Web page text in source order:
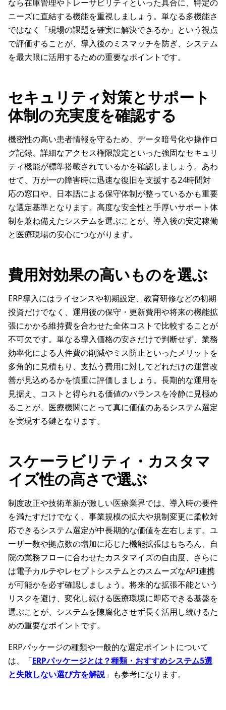
なら在庫管理やトレーサビリティといった具合に、特定の
ニーズに直結する機能を重視しましょう。単なる多機能さ
ではなく「現場の課題を確実に解決できるか」という視点
で評価することが、導入後のミスマッチを防ぎ、システム
を最大限に活用するための重要なポイントです。
セキュリティ対策とサポート
体制の充実度を確認する
機密性の高い患者情報を守るため、データ暗号化や操作ロ
グ記録、詳細なアクセス権限設定といった強固なセキュリ
ティ機能が標準搭載されているかを確認しましょう。あわ
せて、万が一の障害時に迅速な復旧を支援する24時間対
応の窓口や、日本語による保守体制が整っているかも重要
な選定基準となります。高度な安全性と手厚いサポート体
制を兼ね備えたシステムを選ぶことが、導入後の安定稼働
と医療現場の安心につながります。
費用対効果の高いものを選ぶ
ERP導入にはライセンスや初期設定、教育研修などの初期
投資だけでなく、運用後の保守・更新費用や将来の機能拡
張にかかる維持費を合わせた全体コストで比較することが
不可欠です。単なる導入価格の安さだけで判断せず、業務
効率化による人件費の削減やミス防止といったメリットを
多角的に見積もり、支払う費用に対してどれだけの運営改
善が見込めるかを慎重に評価しましょう。長期的な運用を
見据え、コストと得られる価値のバランスを冷静に見極め
ることが、医療機関にとって真に価値のあるシステム選定
を実現する鍵となります。
スケーラビリティ・カスタマ
イズ性の高さで選ぶ
制度改正や技術革新が激しい医療業界では、導入時の要件
を満たすだけでなく、事業規模の拡大や規制変更に柔軟対
応できるシステム選定が中長期的な価値を左右します。ユ
ーザー数や拠点数の増加に応じた機能拡張はもちろん、自
院の業務フローに合わせたカスタマイズの自由度、さらに
は電子カルテやレセプトシステムとのスムーズなAPI連携
が可能かを必ず確認しましょう。将来的な拡張不能という
リスクを避け、変化し続ける医療環境に即応できる基盤を
選ぶことが、システムを陳腐化させず長く活用し続けるた
めの重要なポイントです。
ERPパッケージの種類や一般的な選定ポイントについて
は、「ERPパッケージとは？種類・おすすめシステム5選
と失敗しない選び方を解説」も参考になります。